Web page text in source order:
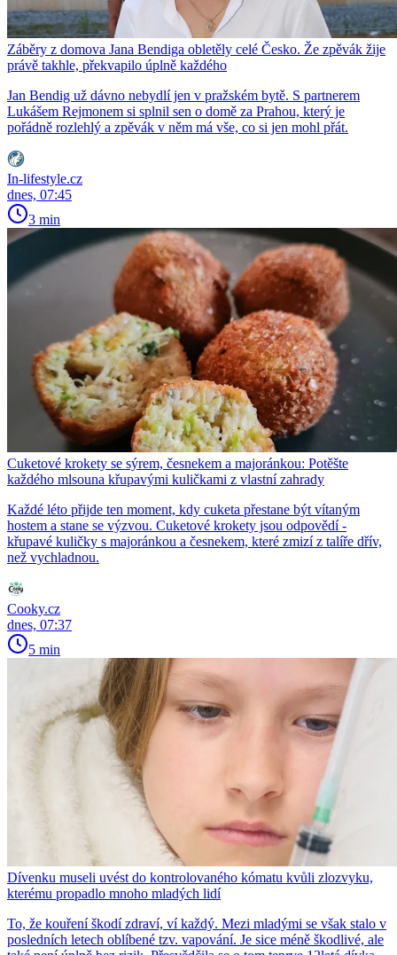
Záběry z domova Jana Bendiga obletěly celé Česko. Že zpěvák žije
právě takhle, překvapilo úplně každého
Jan Bendig už dávno nebydlí jen v pražském bytě. S partnerem
Lukášem Rejmonem si splnil sen o domě za Prahou, který je
pořádně rozlehlý a zpěvák v něm má vše, co si jen mohl přát.
In-lifestyle.cz
dnes, 07:45
3 min
Cuketové krokety se sýrem, česnekem a majoránkou: Potěšte
každého mlsouna křupavými kuličkami z vlastní zahrady
Každé léto přijde ten moment, kdy cuketa přestane být vítaným
hostem a stane se výzvou. Cuketové krokety jsou odpovědí -
křupavé kuličky s majoránkou a česnekem, které zmizí z talíře dřív,
než vychladnou.
Cooky.cz
dnes, 07:37
5 min
Dívenku museli uvést do kontrolovaného kómatu kvůli zlozvyku,
kterému propadlo mnoho mladých lidí
To, že kouření škodí zdraví, ví každý. Mezi mladými se však stalo v
posledních letech oblíbené tzv. vapování. Je sice méně škodlivé, ale